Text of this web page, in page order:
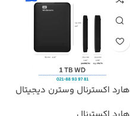
هارد اکسترنال وسترن دیجیتال